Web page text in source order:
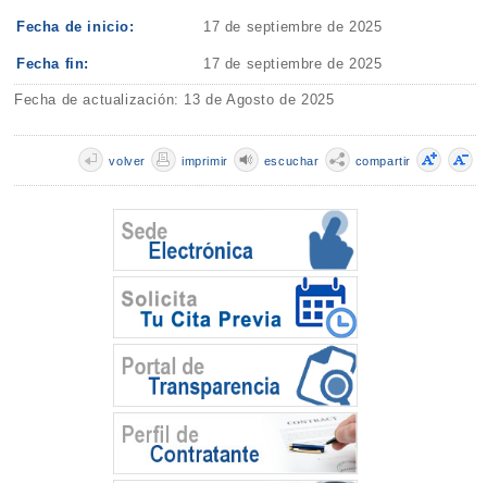
Fecha de inicio: 17 de septiembre de 2025
Fecha fin: 17 de septiembre de 2025
Fecha de actualización: 13 de Agosto de 2025
compartir
escuchar
imprimir
volver